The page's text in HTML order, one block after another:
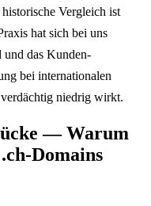
Vergleich ist
hat sich bei uns
und das Kunden-
bei internationalen
niedrig wirkt.
— Warum
Domains